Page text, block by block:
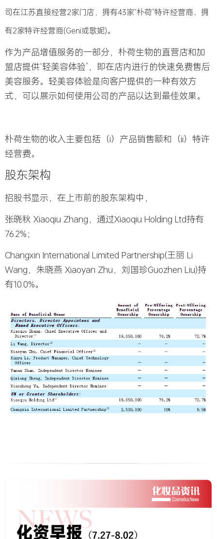
司在江苏直接经营2家门店，拥有43家“朴荷”特许经营商、拥
有2家特许经营商(Geni或歌妮)。
作为产品增值服务的一部分， 朴荷生物的直营店和加
盟店提供“轻美容体验”，即在店内进行的快速免费售后
美容服务。轻美容体验是向客户提供的一种有效方
式，可以展示如何使用公司的产品以达到最佳效果。
朴荷生物的收入主要包括（i）产品销售额和（ii）特许
经营费。
股东架构
招股书显示，在上市前的股东架构中，
张晓秋 Xiaoqiu Zhang，通过Xiaoqiu Holding Ltd持有
76.2%；
Changxin International Limited Partnership(王丽 Li
Wang，朱晓燕 Xiaoyan Zhu，刘国珍Guozhen Liu)持
有10.0%。